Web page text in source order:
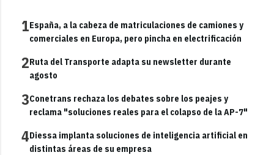
1España, a la cabeza de matriculaciones de camiones y
comerciales en Europa, pero pincha en electrificación
2Ruta del Transporte adapta su newsletter durante
agosto
3Conetrans rechaza los debates sobre los peajes y
reclama "soluciones reales para el colapso de la AP-7"
4Diessa implanta soluciones de inteligencia artificial en
distintas áreas de su empresa